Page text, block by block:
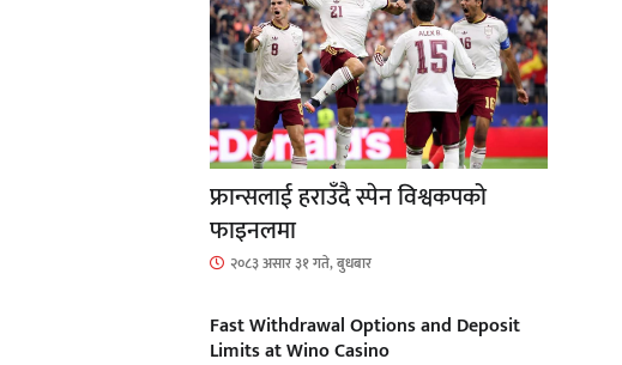
फ्रान्सलाई हराउँदै स्पेन विश्वकपको
फाइनलमा
२०८३ असार ३१ गते, बुधबार
Fast Withdrawal Options and Deposit
Limits at Wino Casino